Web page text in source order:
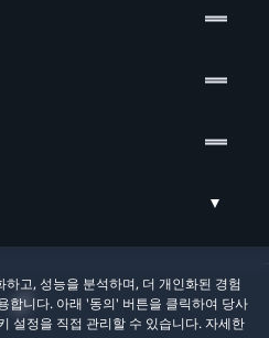
고, 성능을 분석하며, 더 개인화된 경험
합니다. 아래 '동의' 버튼을 클릭하여 당사
설정을 직접 관리할 수 있습니다. 자세한